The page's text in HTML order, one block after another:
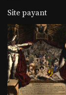
Site payant